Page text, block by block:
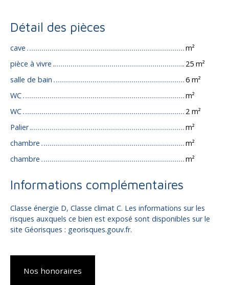
Détail des pièces
cave
m²
pièce à vivre
25 m²
salle de bain
6 m²
WC
m²
WC
2 m²
Palier
m²
chambre
m²
chambre
m²
Informations complémentaires
Classe énergie D, Classe climat C. Les informations sur les
risques auxquels ce bien est exposé sont disponibles sur le
site Géorisques : georisques.gouv.fr.
Nos honoraires